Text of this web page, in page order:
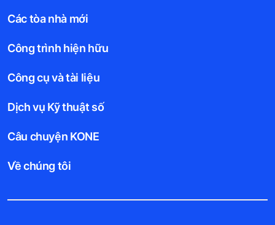
Các tòa nhà mới
Công trình hiện hữu
Công cụ và tài liệu
Dịch vụ Kỹ thuật số
Câu chuyện KONE
Về chúng tôi